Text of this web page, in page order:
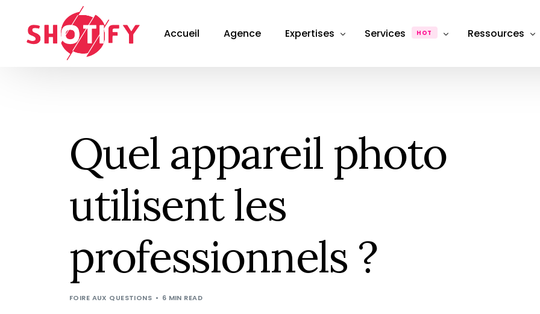
Accueil Agence Expertises
Département stratégie & Consulting
Services HOT
Retouche & Post-production
Product &#038; image retouching
Ressources
Quel appareil photo
utilisent les
professionnels ?
FOIRE AUX QUESTIONS 6 MIN READ